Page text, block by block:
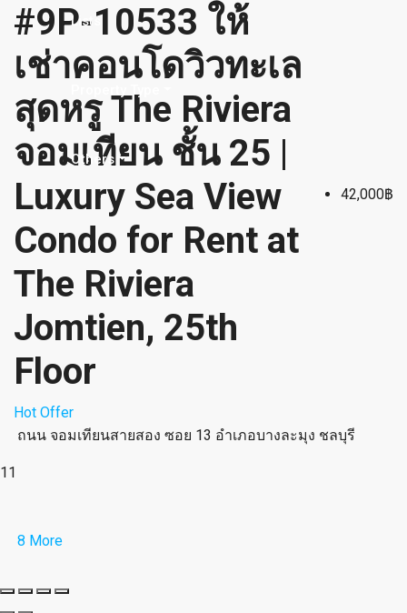
Lists
Others
#9P-10533 ให้
เช่าคอนโดวิวทะเล
สุดหรู The Riviera
จอมเทียน ชั้น 25 |
Luxury Sea View
Condo for Rent at
The Riviera
Jomtien, 25th
Floor
42,000฿
Hot Offer
ถนน จอมเทียนสายสอง ซอย 13 อำเภอบางละมุง ชลบุรี
11
8 More